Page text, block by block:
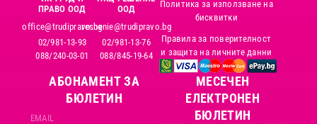
ПРАВО ООД
office@trudipravo.bg
02/981-13-93
088/240-03-01
ООД
reshenie@trudipravo.bg
02/981-13-76
088/845-19-64
Политика за използване на
бисквитки
Правила за поверителност
и защита на личните данни
АБОНАМЕНТ ЗА
БЮЛЕТИН
MЕСЕЧЕН
ЕЛЕКТРОНЕН
БЮЛЕТИН